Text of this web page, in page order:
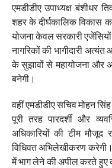
एमडीडीए उपाध्यक्ष बंशीधर
शहर के दीर्घकालिक विकास
योजना केवल सरकारी
नागरिकों की भागीदारी
के सुझावों से महायोजना और
बनेगी।
वहीं एमडीडीए सचिव मोहन
पूरी तरह पारदर्शी और
अधिकारियों की टीम मौजूद
विधिवत अभिलेखीकरण
में भाग लेने की अपील करते हुए